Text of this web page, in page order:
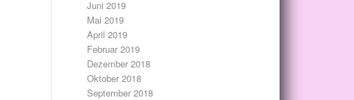
Juni 2019
Mai 2019
April 2019
Februar 2019
Dezember 2018
Oktober 2018
September 2018